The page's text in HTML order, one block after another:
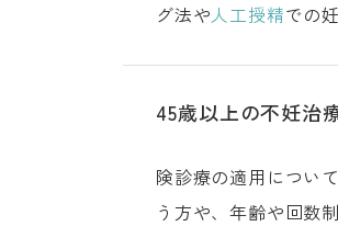
グ法や人工授精での
45歳以上の不妊治
険診療の適用について 治療開始が43歳以降の場合、体外受精を保険診療で実施することができません。自費診療で体外受精による治療を行
う方や、年齢や回数